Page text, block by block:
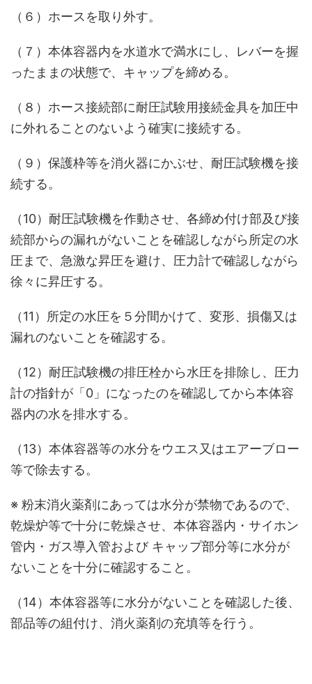
（６）ホースを取り外す。
（７）本体容器内を水道水で満水にし、レバーを握
ったままの状態で、キャップを締める。
（８）ホース接続部に耐圧試験用接続金具を加圧中
に外れることのないよう確実に接続する。
（９）保護枠等を消火器にかぶせ、耐圧試験機を接
続する。
（10）耐圧試験機を作動させ、各締め付け部及び接
続部からの漏れがないことを確認しながら所定の水
圧まで、急激な昇圧を避け、圧力計で確認しながら
徐々に昇圧する。
（11）所定の水圧を５分間かけて、変形、損傷又は
漏れのないことを確認する。
（12）耐圧試験機の排圧栓から水圧を排除し、圧力
計の指針が「0」になったのを確認してから本体容
器内の水を排水する。
（13）本体容器等の水分をウエス又はエアーブロー
等で除去する。
※ 粉末消火薬剤にあっては水分が禁物であるので、
乾燥炉等で十分に乾燥させ、本体容器内・サイホン
管内・ガス導入管および キャップ部分等に水分が
ないことを十分に確認すること。
（14）本体容器等に水分がないことを確認した後、
部品等の組付け、消火薬剤の充填等を行う。